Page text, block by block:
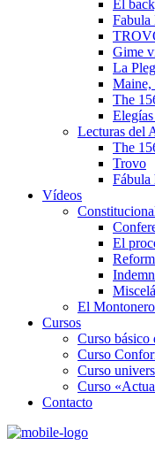
El
Fabula
Gime
La
Maine,
The
Lecturas del
The
Trovo
Fábula
Vídeos
El
El Montonero
Cursos
Curso básico
Curso
Curso
Curso
Contacto